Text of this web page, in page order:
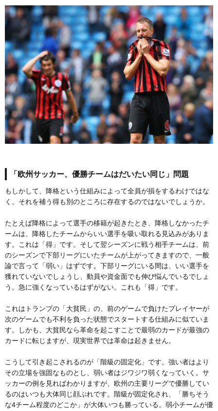
「欧州サッカー、優勝チームはだいたい同じ」問題
もしかして、降格という仕組みによって全員が損をするわけではな
く、それを補う得も別のところに存在するのではないでしょうか。
たとえば降格によって選手の移籍が起きたとき、降格しなかったチ
ームは、降格したチームからいい選手を吸い取れる見込みがありま
す。これは「得」です。そして翌シーズンに戦う相手チームは、前
のシーズンで下部リーグにいたチームが上がってきますので、一般
論で言って「弱い」はずです。下部リーグにいる間は、いい選手を
獲れていないでしょうし、動員や資金面でも伸び悩んでいるでしょ
う。急に強くなっているはずがない。これも「得」です。
これはトランプの「大貧民」の、前のゲームで負けたプレイヤーが
次のゲームでも不利を負った状態でスタートする仕組みに似ていま
す。しかも、大貧民なら革命を起こすことで最弱のカードが最強の
カードに転じますが、現実世界では革命は起きません。
こうして引き起こされるのが「階級の固定化」です。強い者はより
その立場を強固なものとし、弱い者はジワジワ弱くなっていく。サ
ッカーの例を見ればわかりますが、欧州の主要リーグで優勝してい
るのはいつも大体同じ顔ぶれです。階級が固定化され、「勝ちそう
な4チーム程度のどこか」が大体いつも勝っている。弱小チームが優